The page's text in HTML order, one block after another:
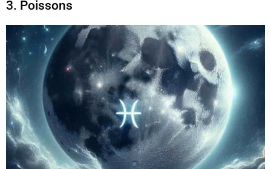
3. Poissons